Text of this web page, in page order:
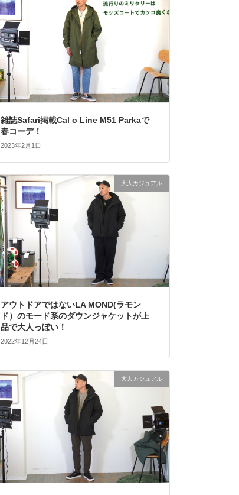
雑誌Safari掲載Cal o Line M51 Parkaで
春コーデ！
2023年2月1日
大人カジュアル
アウトドアではないLA MOND(ラモン
ド）のモード系のダウンジャケットが上
品で大人っぽい！
2022年12月24日
大人カジュアル